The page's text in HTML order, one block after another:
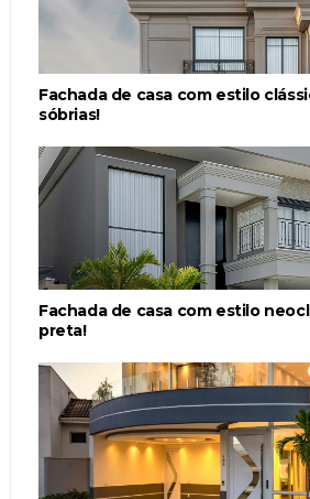
Fachada de casa com estilo
sóbrias!
Fachada de casa com estilo
preta!